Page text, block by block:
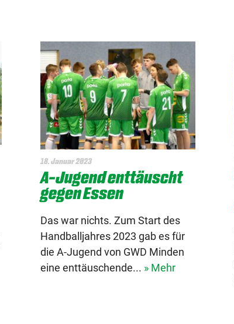
18. Januar 2023
A-Jugend enttäuscht
gegen Essen
Das war nichts. Zum Start des
Handballjahres 2023 gab es für
die A-Jugend von GWD Minden
eine enttäuschende... » Mehr